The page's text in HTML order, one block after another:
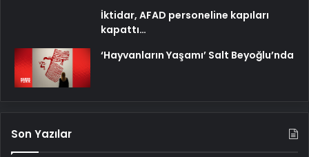
İktidar, AFAD personeline kapıları
kapattı…
‘Hayvanların Yaşamı’ Salt Beyoğlu’nda
Son Yazılar